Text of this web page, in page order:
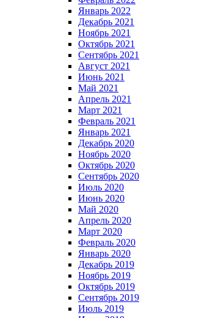
Январь 2022
Декабрь 2021
Ноябрь 2021
Октябрь 2021
Сентябрь 2021
Август 2021
Июнь 2021
Май 2021
Апрель 2021
Март 2021
Февраль 2021
Январь 2021
Декабрь 2020
Ноябрь 2020
Октябрь 2020
Сентябрь 2020
Июль 2020
Июнь 2020
Май 2020
Апрель 2020
Март 2020
Февраль 2020
Январь 2020
Декабрь 2019
Ноябрь 2019
Октябрь 2019
Сентябрь 2019
Июль 2019